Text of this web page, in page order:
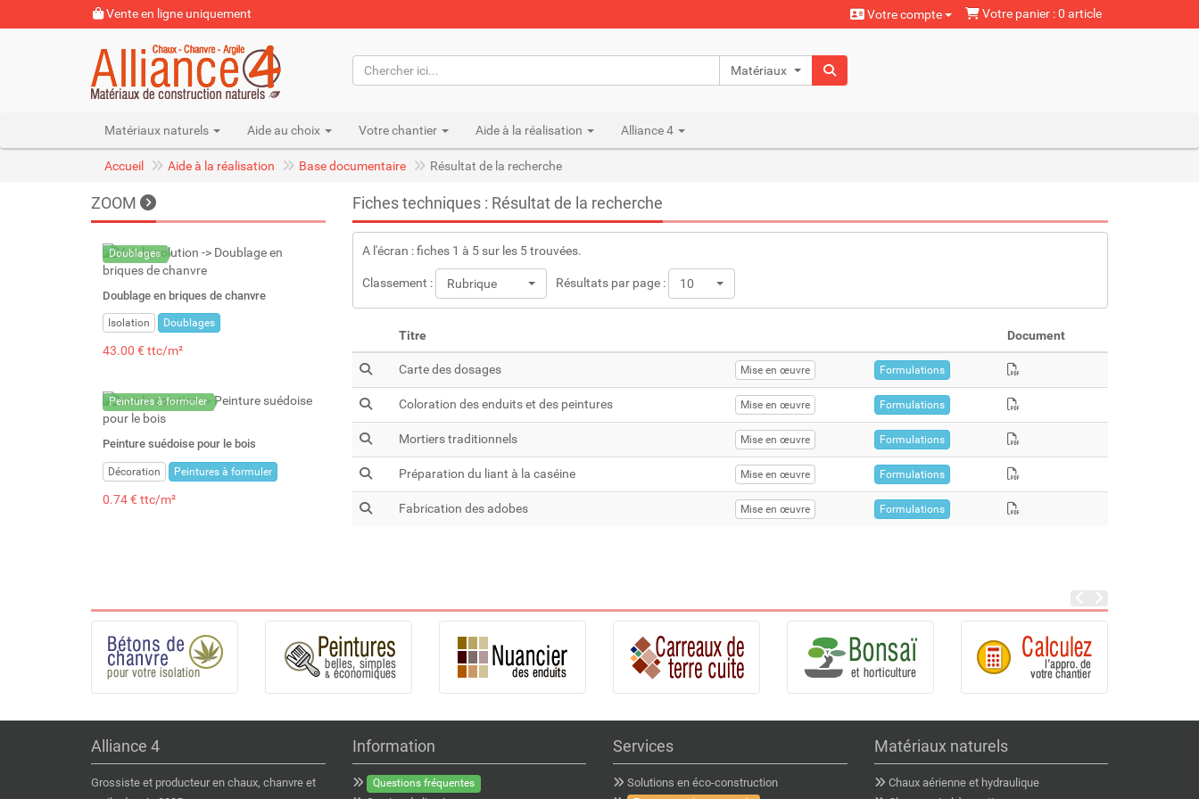
Vente en ligne uniquement Votre compte Votre panier : 0 article
Matériaux naturels
Matériaux naturels Aide au choix Votre chantier Aide à la réalisation Alliance 4
Accueil Aide à la réalisation Base documentaire Résultat de la recherche
ZOOM
Doublages
Doublage en briques de chanvre
Isolation Doublages
43.00 € ttc/m²
Peintures à formuler
Peinture suédoise pour le bois
Décoration Peintures à formuler
0.74 € ttc/m²
Fiches techniques : Résultat de la recherche
A l'écran : fiches 1 à 5 sur les 5 trouvées.
Classement : Rubrique Résultats par page : 10
Titre Document
Carte des dosages Mise en œuvre Formulations
Coloration des enduits et des peintures Mise en œuvre Formulations
Mortiers traditionnels Mise en œuvre Formulations
Préparation du liant à la caséine Mise en œuvre Formulations
Fabrication des adobes Mise en œuvre Formulations
Alliance 4
Grossiste et producteur en chaux, chanvre et
Information
Questions fréquentes
Services
Solutions en éco-construction
Matériaux naturels
Chaux aérienne et hydraulique